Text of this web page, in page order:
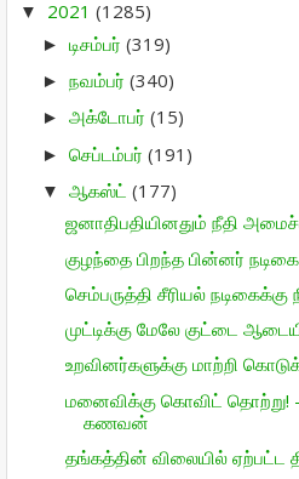
▼ 2021 (1285)
► டிசம்பர் (319)
► நவம்பர் (340)
► அக்டோபர் (15)
► செப்டம்பர் (191)
▼ ஆகஸ்ட் (177)
ஜனாதிபதியினதும் நீதி
குழந்தை பிறந்த பின்னர் நடிகை
செம்பருத்தி சீரியல் நடிகைக்கு
முட்டிக்கு மேலே குட்டை
உறவினர்களுக்கு மாற்றி
மனைவிக்கு கொவிட் தொற்று!
கணவன்
தங்கத்தின் விலையில் ஏற்பட்ட